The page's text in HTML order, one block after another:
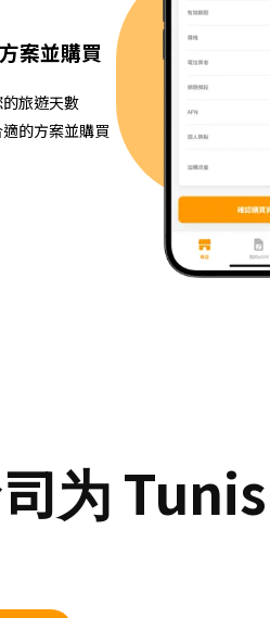
案並購買
旅遊天數
的方案並購買
为